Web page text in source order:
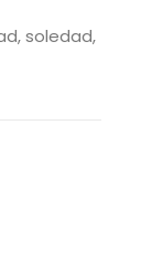
soledad,